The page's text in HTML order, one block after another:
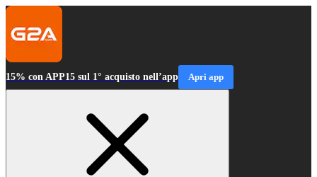
15% con APP15 sul 1° acquisto nell’app Apri app